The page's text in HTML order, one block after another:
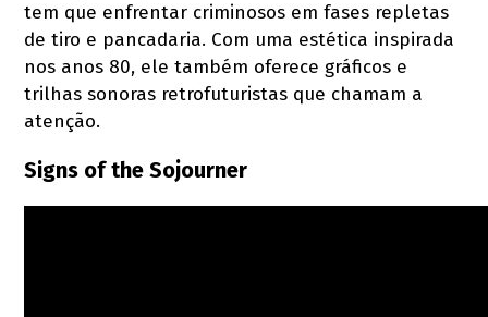
tem que enfrentar criminosos em fases repletas
de tiro e pancadaria. Com uma estética inspirada
nos anos 80, ele também oferece gráficos e
trilhas sonoras retrofuturistas que chamam a
atenção.
Signs of the Sojourner